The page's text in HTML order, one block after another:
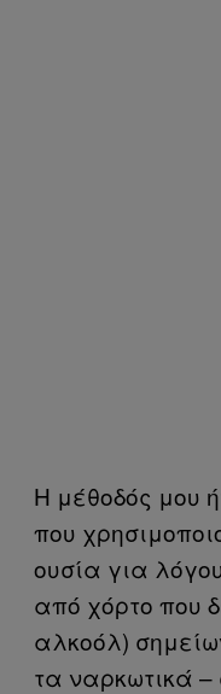
Η μέθοδός μου
που
ουσία για
από χόρτο που
αλκοόλ)
τα ναρκωτικά –